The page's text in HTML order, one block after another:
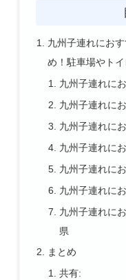
九州子連れにお
め！駐車場やトイ
九州子連れに
九州子連れに
九州子連れに
九州子連れに
九州子連れに
九州子連れに
九州子連れに
県
まとめ
共有: